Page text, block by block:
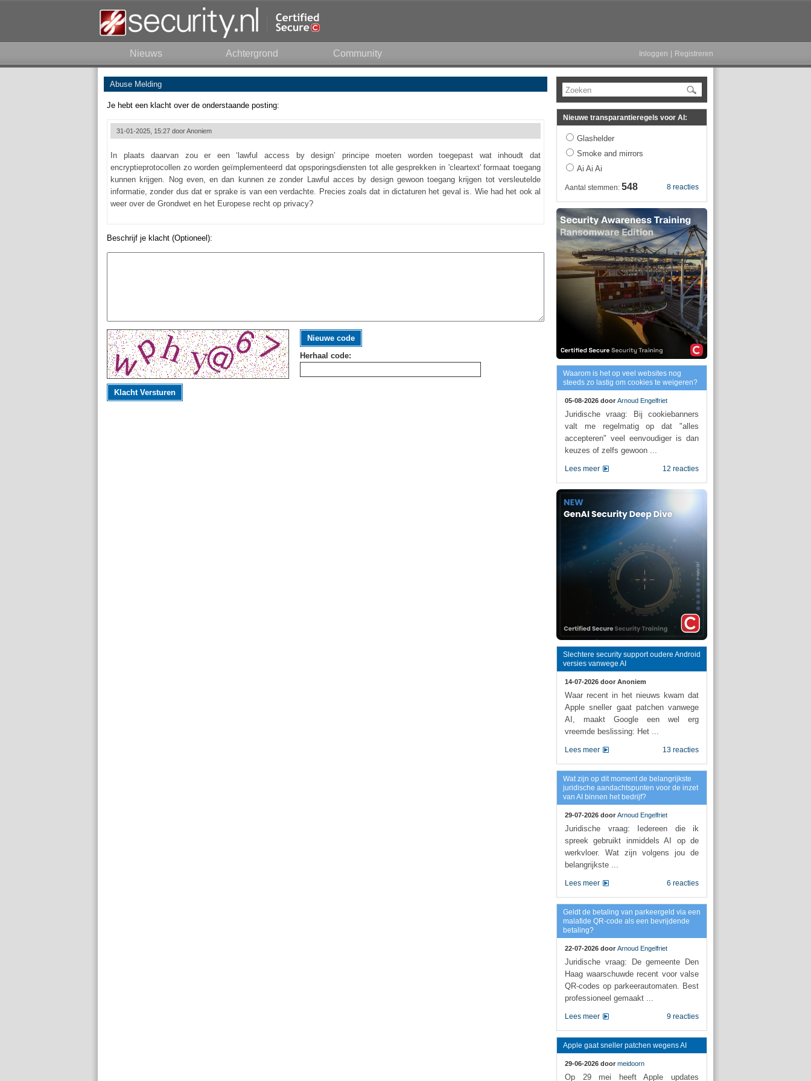
Nieuws Achtergrond Community Inloggen Registreren
Abuse Melding
Je hebt een klacht over de onderstaande posting:
31-01-2025, 15:27 doorAnoniem
In plaats daarvan zou er een ‘lawful access by design’ principe moeten worden toegepast wat inhoudt dat
encryptieprotocollen zo worden geïmplementeerd dat opsporingsdiensten tot alle gesprekken in 'cleartext' formaat toegang
kunnen krijgen. Nog even, en dan kunnen ze zonder Lawful acces by design gewoon toegang krijgen tot versleutelde
informatie, zonder dus dat er sprake is van een verdachte. Precies zoals dat in dictaturen het geval is. Wie had het ook al
weer over de Grondwet en het Europese recht op privacy?
Beschrijf je klacht (Optioneel):
Nieuwe code
Herhaal code:
Klacht Versturen
Zoeken
Nieuwe transparantieregels voor AI:
Glashelder
Smoke and mirrors
Ai Ai Ai
8 reacties
Aantal stemmen: 548
Waarom is het op veel websites nog
steeds zo lastig om cookies te weigeren?
05-08-2026 door Arnoud Engelfriet
Juridische vraag: Bij cookiebanners
valt me regelmatig op dat "alles
accepteren" veel eenvoudiger is dan
keuzes of zelfs gewoon ...
12 reacties
Lees meer
Slechtere security support oudere Android
versies vanwege AI
14-07-2026 door Anoniem
Waar recent in het nieuws kwam dat
Apple sneller gaat patchen vanwege
AI, maakt Google een wel erg
vreemde beslissing: Het ...
13 reacties
Lees meer
Wat zijn op dit moment de belangrijkste
juridische aandachtspunten voor de inzet
van AI binnen het bedrijf?
29-07-2026 door Arnoud Engelfriet
Juridische vraag: Iedereen die ik
spreek gebruikt inmiddels AI op de
werkvloer. Wat zijn volgens jou de
belangrijkste ...
6 reacties
Lees meer
Geldt de betaling van parkeergeld via een
malafide QR-code als een bevrijdende
betaling?
22-07-2026 door Arnoud Engelfriet
Juridische vraag: De gemeente Den
Haag waarschuwde recent voor valse
QR-codes op parkeerautomaten. Best
professioneel gemaakt ...
9 reacties
Lees meer
Apple gaat sneller patchen wegens AI
29-06-2026 door meidoorn
Op 29 mei heeft Apple updates